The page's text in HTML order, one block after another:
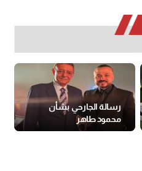
رسالة الجارحي بشأن
محمود طاهر